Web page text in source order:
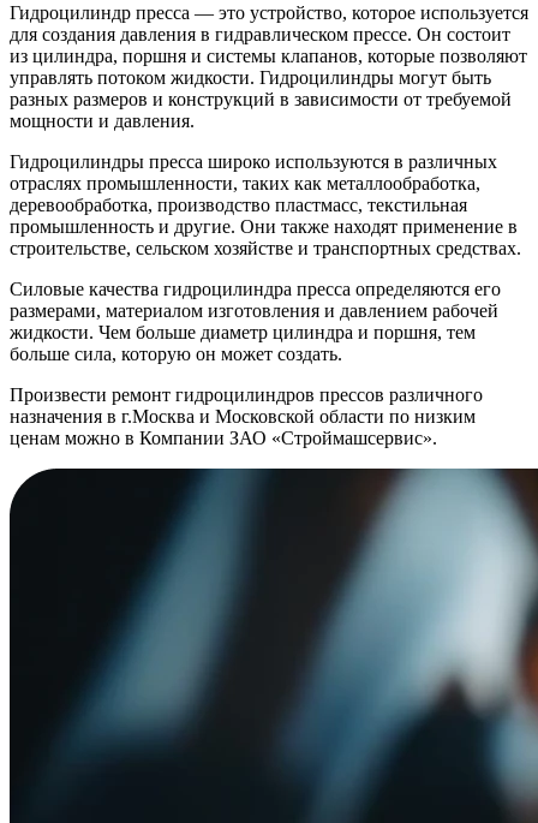
Гидроцилиндр пресса — это устройство, которое используется
для создания давления в гидравлическом прессе. Он состоит
из цилиндра, поршня и системы клапанов, которые позволяют
управлять потоком жидкости. Гидроцилиндры могут быть
разных размеров и конструкций в зависимости от требуемой
мощности и давления.
Гидроцилиндры пресса широко используются в различных
отраслях промышленности, таких как металлообработка,
деревообработка, производство пластмасс, текстильная
промышленность и другие. Они также находят применение в
строительстве, сельском хозяйстве и транспортных средствах.
Силовые качества гидроцилиндра пресса определяются его
размерами, материалом изготовления и давлением рабочей
жидкости. Чем больше диаметр цилиндра и поршня, тем
больше сила, которую он может создать.
Произвести ремонт гидроцилиндров прессов различного
назначения в г.Москва и Московской области по низким
ценам можно в Компании ЗАО «Строймашсервис».